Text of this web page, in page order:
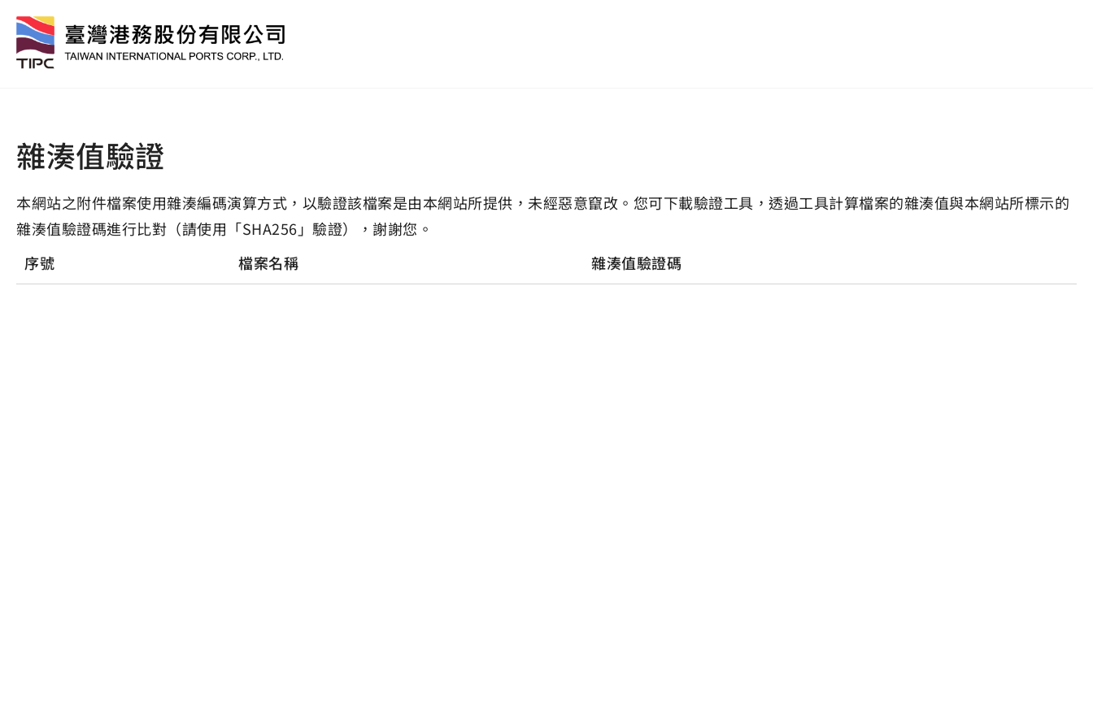
雜湊值驗證
本網站之附件檔案使用雜湊編碼演算方式，以驗證該檔案是由本網站所提供，未經惡意竄改。您可下載驗證工具，透過工具計算檔案的雜湊值與本網站所標示的
雜湊值驗證碼進行比對（請使用「SHA256」驗證），謝謝您。
序號
檔案名稱 雜湊值驗證碼